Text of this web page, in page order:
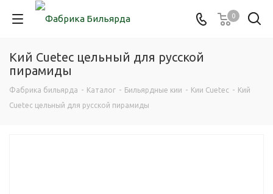
0
Кий Cuetec цельный для русской
пирамиды
Фабрика бильярда - Каталог - Бильярдные кии - Кии Cuetec - Кий
Cuetec цельный для русской пирамиды